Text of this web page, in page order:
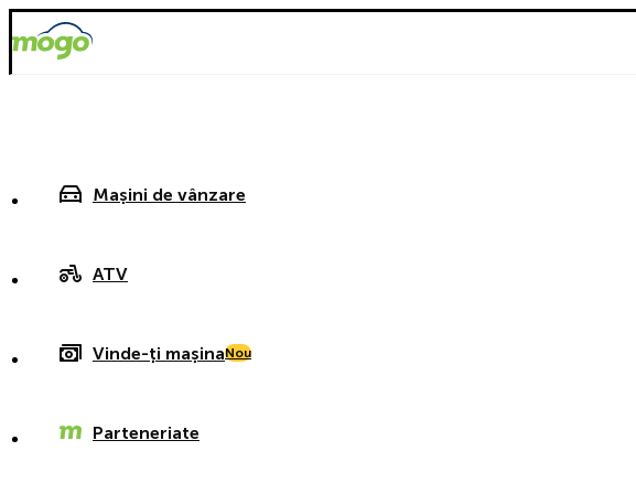
Mașini de vânzare
ATV
Vinde-ți mașinaNou
Parteneriate